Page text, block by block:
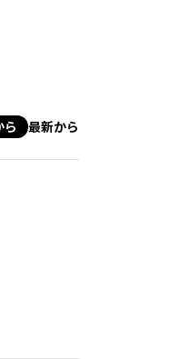
ら 最新から